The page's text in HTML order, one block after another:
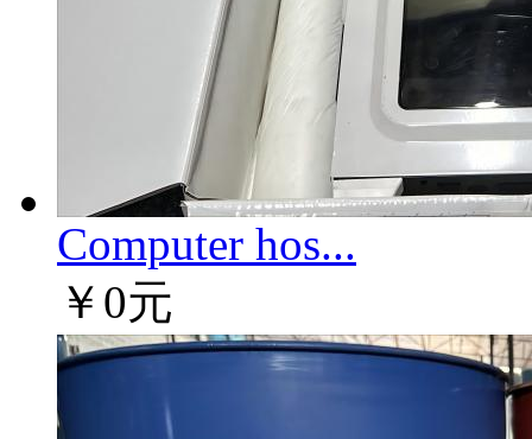
Computer hos...
￥0元